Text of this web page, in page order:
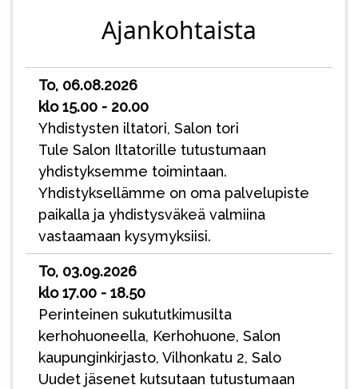
Ajankohtaista
To, 06.08.2026
klo 15.00 - 20.00
Yhdistysten iltatori, Salon tori
Tule Salon Iltatorille tutustumaan
yhdistyksemme toimintaan.
Yhdistyksellämme on oma palvelupiste
paikalla ja yhdistysväkeä valmiina
vastaamaan kysymyksiisi.
To, 03.09.2026
klo 17.00 - 18.50
Perinteinen sukututkimusilta
kerhohuoneella, Kerhohuone, Salon
kaupunginkirjasto, Vilhonkatu 2, Salo
Uudet jäsenet kutsutaan tutustumaan